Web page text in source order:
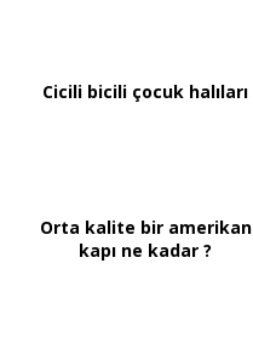
Cicili bicili çocuk halıları
Orta kalite bir amerikan
kapı ne kadar ?